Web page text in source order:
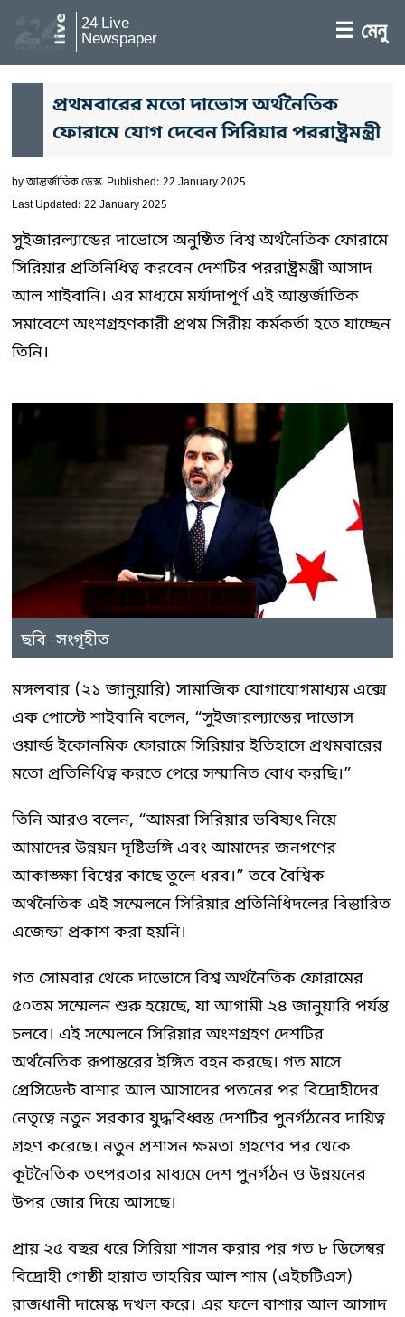
24 Live
Newspaper ☰ মেনু
প্রথমবারের মতো দাভোস অর্থনৈতিক
ফোরামে যোগ দেবেন সিরিয়ার পররাষ্ট্রমন্ত্রী
byআন্তর্জাতিক ডেস্ক Published: 22 January 2025
Last Updated: 22 January 2025
সুইজারল্যান্ডের দাভোসে অনুষ্ঠিত বিশ্ব অর্থনৈতিক ফোরামে
সিরিয়ার প্রতিনিধিত্ব করবেন দেশটির পররাষ্ট্রমন্ত্রী আসাদ
আল শাইবানি। এর মাধ্যমে মর্যাদাপূর্ণ এই আন্তর্জাতিক
সমাবেশে অংশগ্রহণকারী প্রথম সিরীয় কর্মকর্তা হতে যাচ্ছেন
তিনি।
ছবি -সংগৃহীত
মঙ্গলবার (২১ জানুয়ারি) সামাজিক যোগাযোগমাধ্যম এক্সে
এক পোস্টে শাইবানি বলেন, “সুইজারল্যান্ডের দাভোস
ওয়ার্ল্ড ইকোনমিক ফোরামে সিরিয়ার ইতিহাসে প্রথমবারের
মতো প্রতিনিধিত্ব করতে পেরে সম্মানিত বোধ করছি।”
তিনি আরও বলেন, “আমরা সিরিয়ার ভবিষ্যৎ নিয়ে
আমাদের উন্নয়ন দৃষ্টিভঙ্গি এবং আমাদের জনগণের
আকাঙ্ক্ষা বিশ্বের কাছে তুলে ধরব।” তবে বৈশ্বিক
অর্থনৈতিক এই সম্মেলনে সিরিয়ার প্রতিনিধিদলের বিস্তারিত
এজেন্ডা প্রকাশ করা হয়নি।
গত সোমবার থেকে দাভোসে বিশ্ব অর্থনৈতিক ফোরামের
৫০তম সম্মেলন শুরু হয়েছে, যা আগামী ২৪ জানুয়ারি পর্যন্ত
চলবে। এই সম্মেলনে সিরিয়ার অংশগ্রহণ দেশটির
অর্থনৈতিক রূপান্তরের ইঙ্গিত বহন করছে। গত মাসে
প্রেসিডেন্ট বাশার আল আসাদের পতনের পর বিদ্রোহীদের
নেতৃত্বে নতুন সরকার যুদ্ধবিধ্বস্ত দেশটির পুনর্গঠনের দায়িত্ব
গ্রহণ করেছে। নতুন প্রশাসন ক্ষমতা গ্রহণের পর থেকে
কূটনৈতিক তৎপরতার মাধ্যমে দেশ পুনর্গঠন ও উন্নয়নের
উপর জোর দিয়ে আসছে।
প্রায় ২৫ বছর ধরে সিরিয়া শাসন করার পর গত ৮ ডিসেম্বর
বিদ্রোহী গোষ্ঠী হায়াত তাহরির আল শাম (এইচটিএস)
রাজধানী দামেস্ক দখল করে। এর ফলে বাশার আল আসাদ